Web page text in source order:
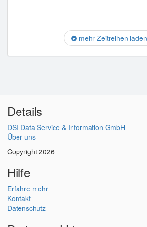
mehr Zeitreihen laden
Details
DSI Data Service & Information GmbH
Über uns
Copyright 2026
Hilfe
Erfahre mehr
Kontakt
Datenschutz